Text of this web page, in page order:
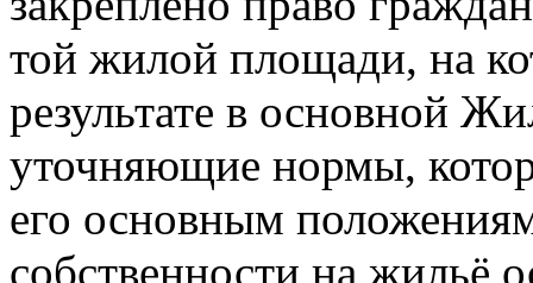
той жилой площади, на
результате в основной
уточняющие нормы,
его основным
собственности на жильё